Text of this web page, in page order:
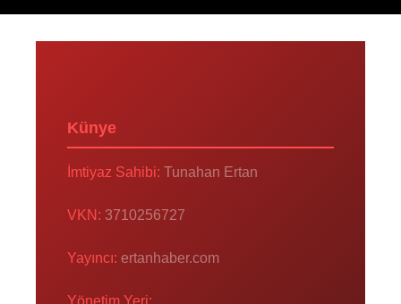
Künye
İmtiyaz Sahibi: Tunahan Ertan
VKN: 3710256727
Yayıncı: ertanhaber.com